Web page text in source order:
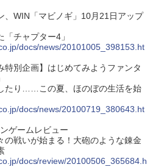
、WIN「マビノギ」10月21日アップ
チャプター4」
docs/news/20101005_398153.ht
特別企画】はじめてみようファンタ
たり……この夏、ほのぼの生活を始
docs/news/20100719_380643.ht
ゲームレビュー
の戦いが始まる！大砲のような錬金
docs/review/20100506_365684.h